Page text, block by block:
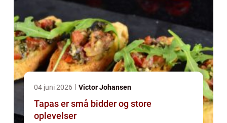
04 juni 2026 Victor Johansen
Tapas er små bidder og store
oplevelser